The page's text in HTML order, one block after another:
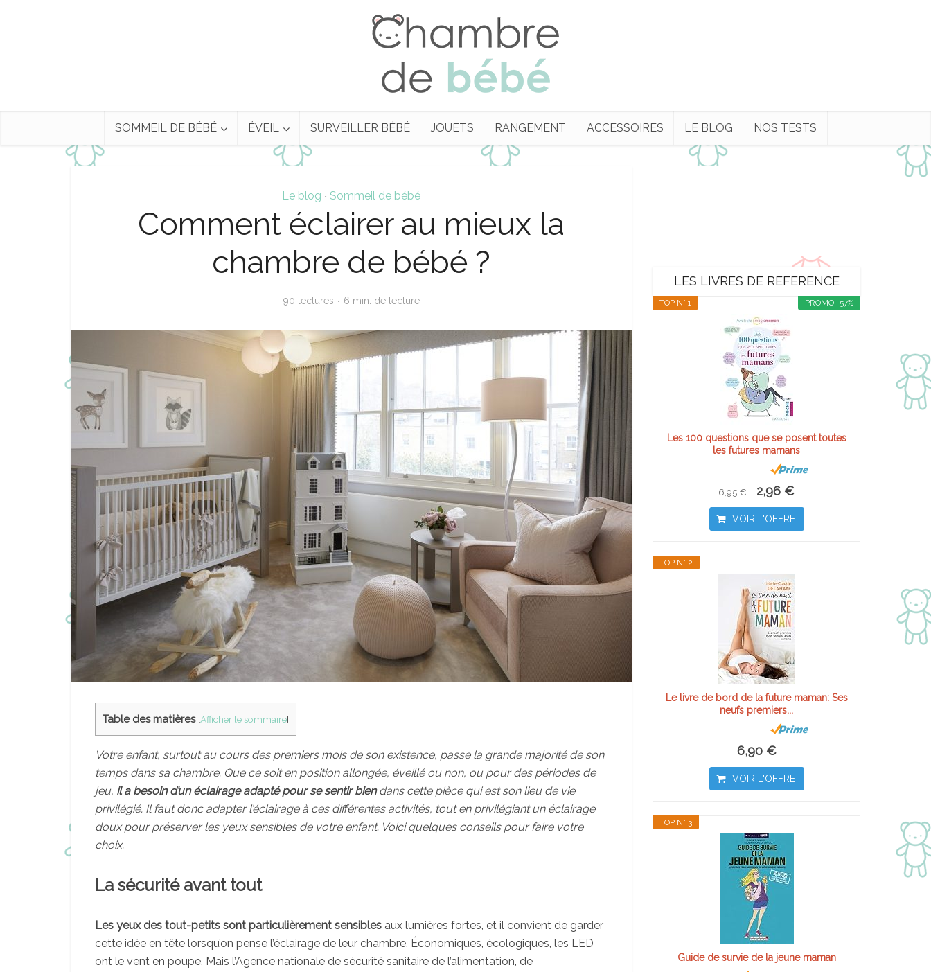
SOMMEIL DE BÉBÉ ÉVEIL SURVEILLER BÉBÉ JOUETS RANGEMENT ACCESSOIRES LE BLOG NOS TESTS
Le blog • Sommeil de bébé
Comment éclairer au mieux la
chambre de bébé ?
90 lectures 6 min. de lecture
Table des matières [Afficher le sommaire]
Votre enfant, surtout au cours des premiers mois de son existence, passe la grande majorité de son
temps dans sa chambre. Que ce soit en position allongée, éveillé ou non, ou pour des périodes de
jeu, il a besoin d’un éclairage adapté pour se sentir biendans cette pièce qui est son lieu de vie
privilégié. Il faut donc adapter l’éclairage à ces différentes activités, tout en privilégiant un éclairage
doux pour préserver les yeux sensibles de votre enfant. Voici quelques conseils pour faire votre
choix.
La sécurité avant tout
Les yeux des tout-petits sont particulièrement sensibles aux lumières fortes, et il convient de garder
cette idée en tête lorsqu’on pense l’éclairage de leur chambre. Économiques, écologiques, les LED
ont le vent en poupe. Mais l’Agence nationale de sécurité sanitaire de l’alimentation, de
LES LIVRES DE REFERENCE
PROMO -57%
TOP N° 1
Les 100 questions que se posent toutes
les futures mamans
6,95 € 2,96 €
VOIR L'OFFRE
TOP N° 2
Le livre de bord de la future maman: Ses
neufs premiers...
6,90 €
VOIR L'OFFRE
TOP N° 3
Guide de survie de la jeune maman